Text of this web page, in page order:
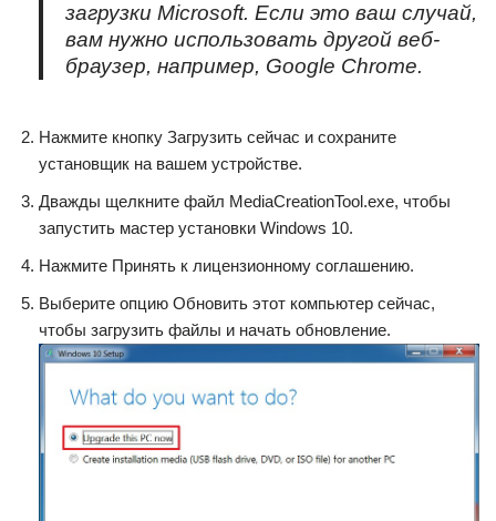
загрузки Microsoft. Если это ваш случай,
вам нужно использовать другой веб-
браузер, например, Google Chrome.
Нажмите кнопку Загрузить сейчас и сохраните
установщик на вашем устройстве.
Дважды щелкните файл MediaCreationTool.exe, чтобы
запустить мастер установки Windows 10.
Нажмите Принять к лицензионному соглашению.
Выберите опцию Обновить этот компьютер сейчас,
чтобы загрузить файлы и начать обновление.